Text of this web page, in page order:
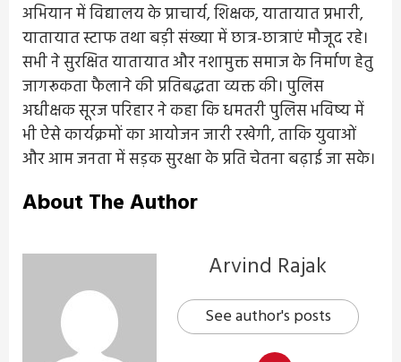
अभियान में विद्यालय के प्राचार्य, शिक्षक, यातायात प्रभारी,
यातायात स्टाफ तथा बड़ी संख्या में छात्र-छात्राएं मौजूद रहे।
सभी ने सुरक्षित यातायात और नशामुक्त समाज के निर्माण हेतु
जागरूकता फैलाने की प्रतिबद्धता व्यक्त की। पुलिस
अधीक्षक सूरज परिहार ने कहा कि धमतरी पुलिस भविष्य में
भी ऐसे कार्यक्रमों का आयोजन जारी रखेगी, ताकि युवाओं
और आम जनता में सड़क सुरक्षा के प्रति चेतना बढ़ाई जा सके।
About The Author
Arvind Rajak
See author's posts